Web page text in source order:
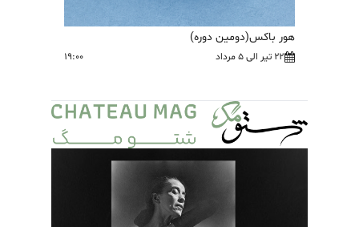
هور باکس(دومین دوره)
22 تیر الی 5 مرداد 19:00